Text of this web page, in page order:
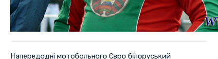
Напередодні мотобольного Євро білоруський